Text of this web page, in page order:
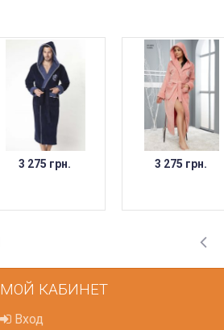
3 275 грн. 3 275 грн.
МОЙ КАБИНЕТ
Вход